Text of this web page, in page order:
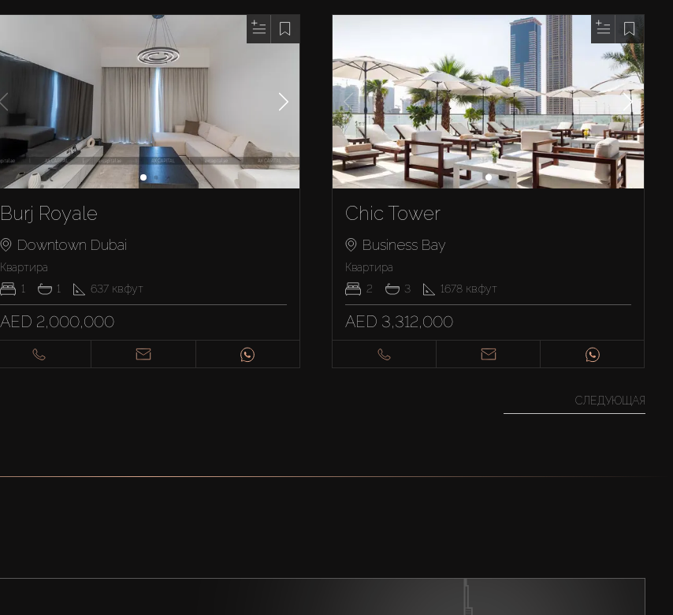
Burj Royale
Downtown Dubai
Квартира
1
1 637 кв.фут
AED 2,000,000
Chic Tower
Business Bay
Квартира
2
3 1678 кв.фут
AED 3,312,000
СЛЕДУЮЩАЯ